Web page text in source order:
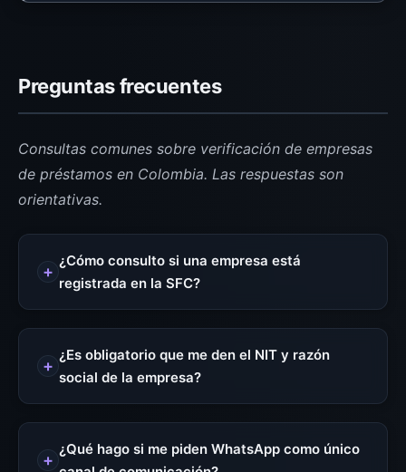
Preguntas frecuentes
Consultas comunes sobre verificación de empresas
de préstamos en Colombia. Las respuestas son
orientativas.
¿Cómo consulto si una empresa está
registrada en la SFC?
¿Es obligatorio que me den el NIT y razón
social de la empresa?
¿Qué hago si me piden WhatsApp como único